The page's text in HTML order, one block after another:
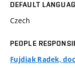
DEFAULT
Czech
PEOPLE
Fujdiak Radek,